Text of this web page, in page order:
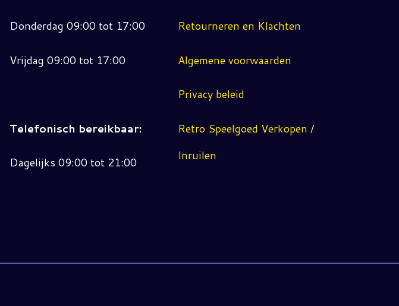
Donderdag 09:00 tot 17:00
Vrijdag 09:00 tot 17:00
Telefonisch bereikbaar:
Dagelijks 09:00 tot 21:00
Retourneren en Klachten
Algemene voorwaarden
Privacy beleid
Retro Speelgoed Verkopen /
Inruilen